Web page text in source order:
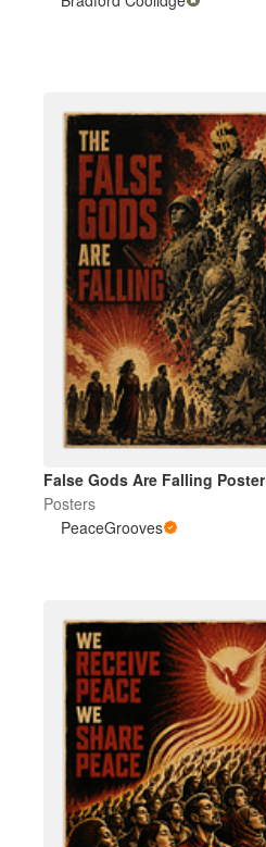
False Gods Are Falling Poster
Posters
PeaceGrooves